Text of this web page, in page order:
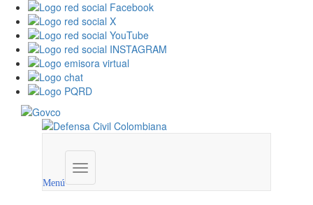
Menú
Menú
institucional